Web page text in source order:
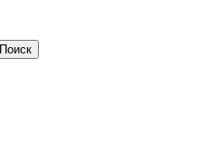
Поиск